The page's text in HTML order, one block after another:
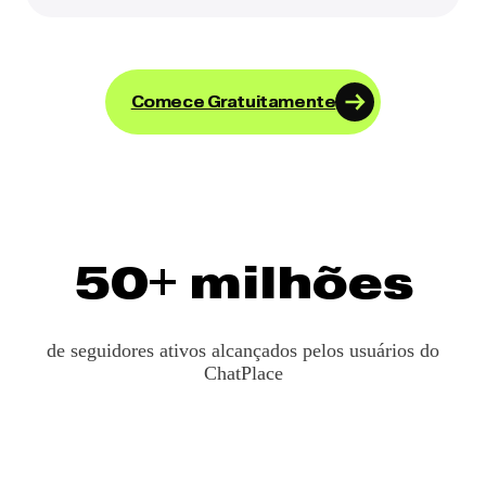
Comece Gratuitamente
50+ milhões
de seguidores ativos alcançados pelos usuários do
ChatPlace